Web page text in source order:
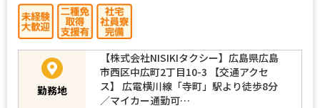
勤務地
【株式会社NISIKIタクシー】広島県広島
市西区中広町2丁目10-3 【交通アクセ
ス】 広電横川線「寺町」駅より徒歩8分
／マイカー通勤可…